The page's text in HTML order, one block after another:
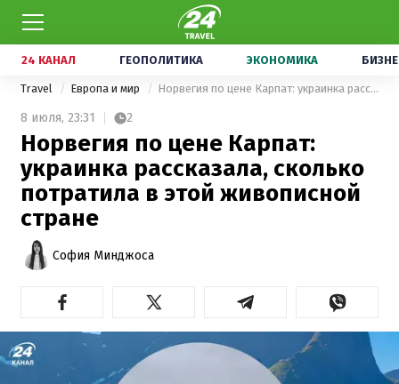
24 КАНАЛ ГЕОПОЛИТИКА ЭКОНОМИКА
Travel Европа и мир Норвегия по цене Карпат: украинка рассказала, сколько потратила в этой живописной стране
8 июля, 23:31 2
Норвегия по цене Карпат:
украинка рассказала, сколько
потратила в этой живописной
стране
София Минджоса